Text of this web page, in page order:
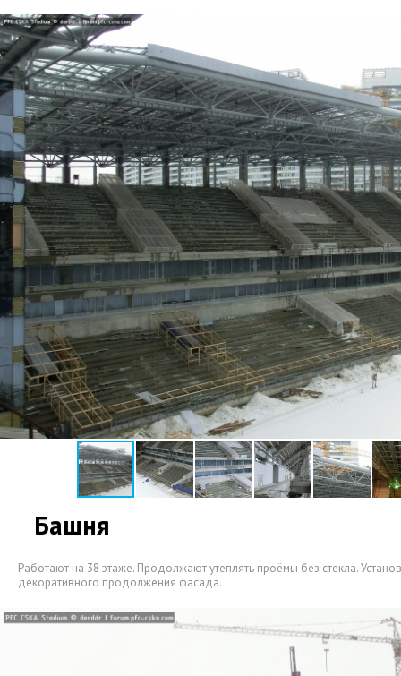
Башня
Работают на 38 этаже. Продолжают утеплять проёмы без стекла.
декоративного продолжения фасада.